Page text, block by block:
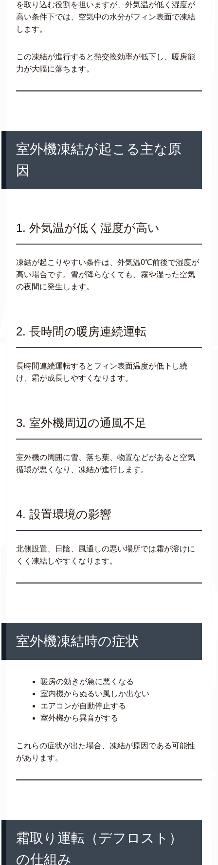
を取り込む役割を担いますが、外気温が低く湿度が
高い条件下では、空気中の水分がフィン表面で凍結
します。
この凍結が進行すると熱交換効率が低下し、暖房能
力が大幅に落ちます。
室外機凍結が起こる主な原
因
1. 外気温が低く湿度が高い
凍結が起こりやすい条件は、外気温0℃前後で湿度が
高い場合です。雪が降らなくても、霧や湿った空気
の夜間に発生します。
2. 長時間の暖房連続運転
長時間連続運転するとフィン表面温度が低下し続
け、霜が成長しやすくなります。
3. 室外機周辺の通風不足
室外機の周囲に雪、落ち葉、物置などがあると空気
循環が悪くなり、凍結が進行します。
4. 設置環境の影響
北側設置、日陰、風通しの悪い場所では霜が溶けに
くく凍結しやすくなります。
室外機凍結時の症状
暖房の効きが急に悪くなる
室内機からぬるい風しか出ない
エアコンが自動停止する
室外機から異音がする
これらの症状が出た場合、凍結が原因である可能性
があります。
霜取り運転（デフロスト）
の仕組み